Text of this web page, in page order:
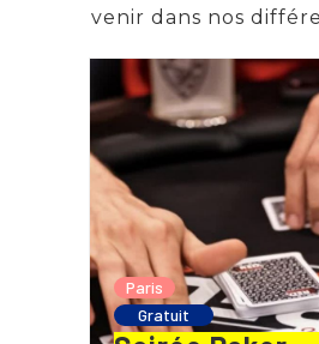
venir dans nos
Paris
Gratuit